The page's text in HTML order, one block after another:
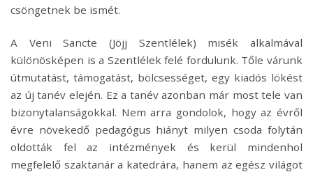
csöngetnek be ismét.
A Veni Sancte (Jöjj Szentlélek) misék alkalmával
különösképen is a Szentlélek felé fordulunk. Tőle várunk
útmutatást, támogatást, bölcsességet, egy kiadós lökést
az új tanév elején. Ez a tanév azonban már most tele van
bizonytalanságokkal. Nem arra gondolok, hogy az évről
évre növekedő pedagógus hiányt milyen csoda folytán
oldották fel az intézmények és kerül mindenhol
megfelelő szaktanár a katedrára, hanem az egész világot